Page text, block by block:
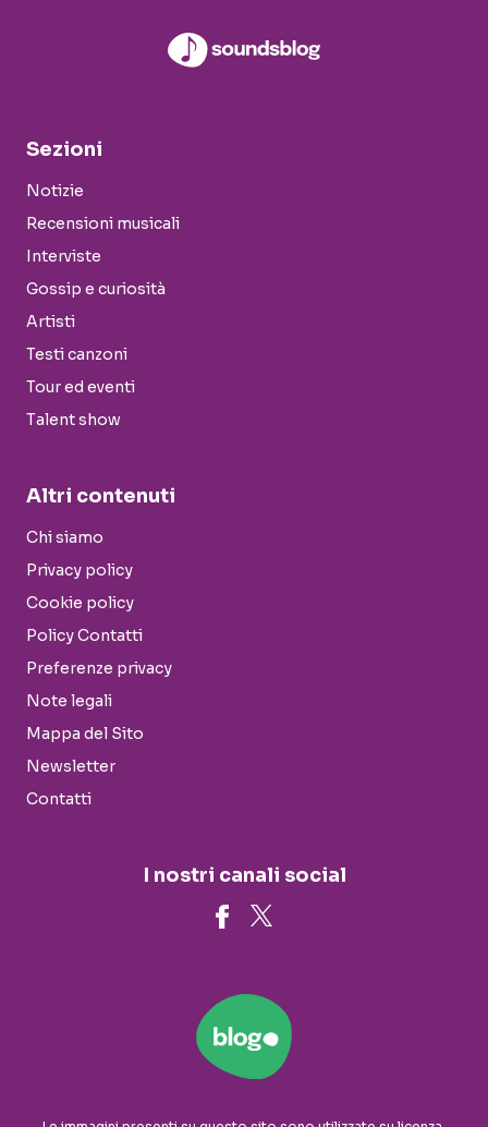
Sezioni
Notizie
Recensioni musicali
Interviste
Gossip e curiosità
Artisti
Testi canzoni
Tour ed eventi
Talent show
Altri contenuti
Chi siamo
Privacy policy
Cookie policy
Policy Contatti
Preferenze privacy
Note legali
Mappa del Sito
Newsletter
Contatti
I nostri canali social